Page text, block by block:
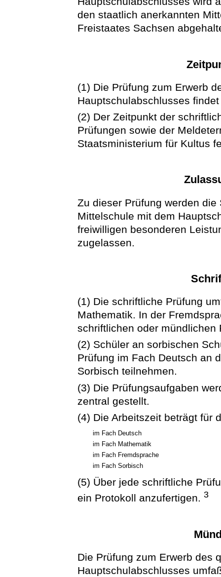
den staatlich anerkannten
Freistaates Sachsen
(1) Die Prüfung zum Erwerb
Hauptschulabschlusses
(2) Der Zeitpunkt der
Prüfungen sowie der
Staatsministerium für Kultus
Zu dieser Prüfung werden
Mittelschule mit dem
freiwilligen besonderen
zugelassen.
(1) Die schriftliche Prüfung
Mathematik. In der
schriftlichen oder mündlichen
(2) Schüler an sorbischen
Prüfung im Fach Deutsch an
Sorbisch teilnehmen.
(3) Die Prüfungsaufgaben
zentral gestellt.
(4) Die Arbeitszeit beträgt für
im Fach Deutsch
im Fach Mathematik
im Fach Fremdsprache
im Fach Sorbisch
(5) Über jede schriftliche
ein Protokoll anzufertigen.3
Die Prüfung zum Erwerb des
Hauptschulabschlusses